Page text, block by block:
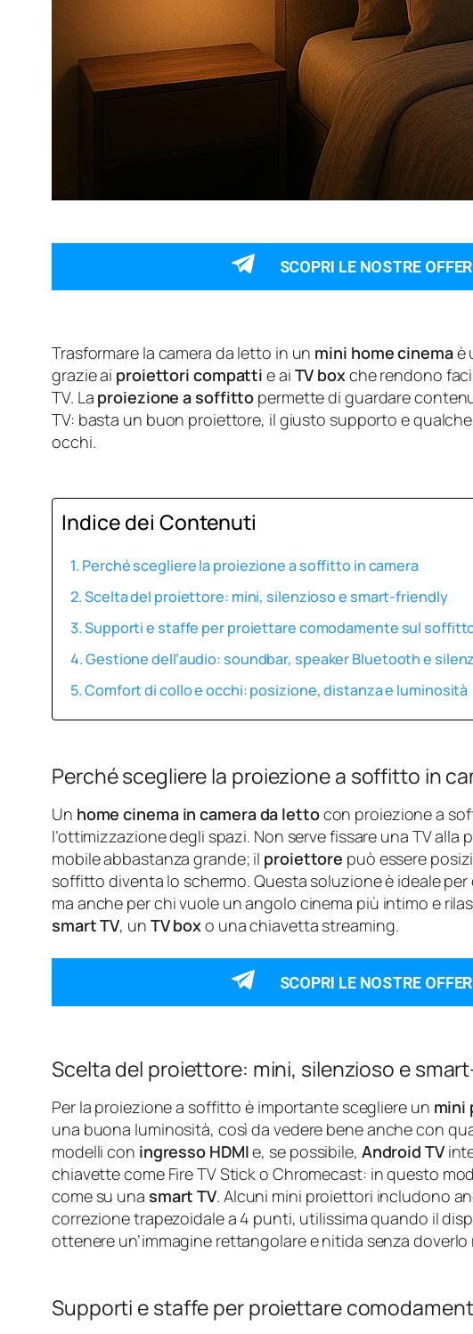
SCOPRI LE NOSTRE
Trasformare la camera da letto in un mini home cinemaè
grazie ai proiettori compatti e ai TV boxche rendono
TV. La proiezione a soffitto permette di guardare
TV: basta un buon proiettore, il giusto supporto e
occhi.
Indice dei Contenuti
Perché scegliere la proiezione a soffitto in camera
Scelta del proiettore: mini, silenzioso e smart-friendly
Supporti e staffe per proiettare comodamente sul
Gestione dell’audio: soundbar, speaker Bluetooth e
Comfort di collo e occhi: posizione, distanza e luminosità
Perché scegliere la proiezione a soffitto in
Un home cinema in camera da lettocon proiezione a
l’ottimizzazione degli spazi. Non serve fissare una TV
mobile abbastanza grande; il proiettore può essere
soffitto diventa lo schermo. Questa soluzione è ideale per
ma anche per chi vuole un angolo cinema più intimo e
smart TV, un TV boxo una chiavetta streaming.
SCOPRI LE NOSTRE
Scelta del proiettore: mini, silenzioso e
Per la proiezione a soffitto è importante scegliere un mini
una buona luminosità, così da vedere bene anche con
modelli con ingresso HDMIe, se possibile, Android TV
chiavette come Fire TV Stick o Chromecast: in questo
come su una smart TV. Alcuni mini proiettori includono
correzione trapezoidale a 4 punti, utilissima quando il
ottenere un’immagine rettangolare e nitida senza
Supporti e staffe per proiettare